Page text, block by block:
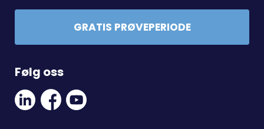
GRATIS PRØVEPERIODE
Følg oss
Linkedin
Social
Link
Facebook
Social
Link
Youtube
Link